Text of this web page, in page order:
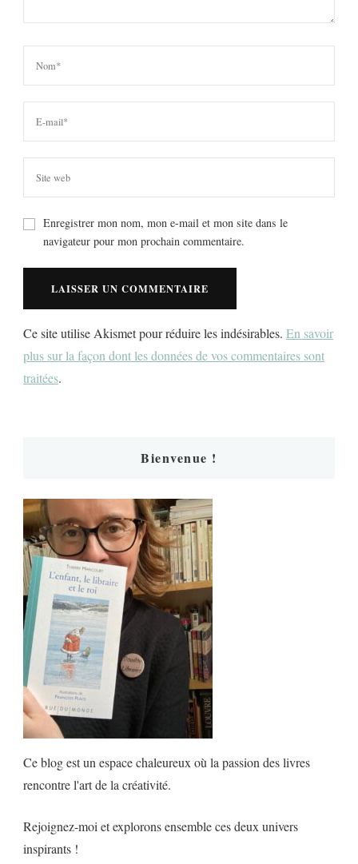
Enregistrer mon nom, mon e-mail et mon site dans le
navigateur pour mon prochain commentaire.
Ce site utilise Akismet pour réduire les indésirables. En savoir
plus sur la façon dont les données de vos commentaires sont
traitées.
Bienvenue !
Ce blog est un espace chaleureux où la passion des livres
rencontre l'art de la créativité.
Rejoignez-moi et explorons ensemble ces deux univers
inspirants !